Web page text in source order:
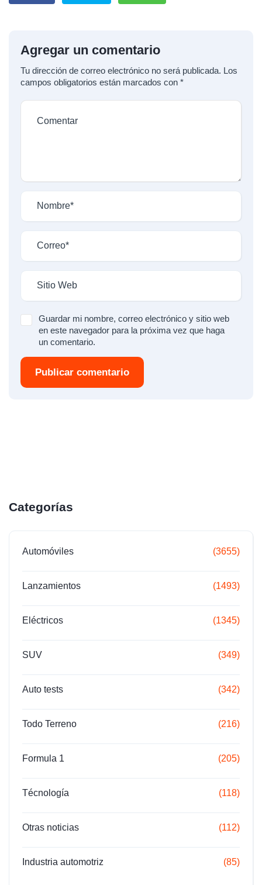
Agregar un comentario
Tu dirección de correo electrónico no será publicada. Los
campos obligatorios están marcados con *
Guardar mi nombre, correo electrónico y sitio web
en este navegador para la próxima vez que haga
un comentario.
Publicar comentario
Categorías
Automóviles (3655)
Lanzamientos (1493)
Eléctricos (1345)
SUV (349)
Auto tests (342)
Todo Terreno (216)
Formula 1 (205)
Técnología (118)
Otras noticias (112)
Industria automotriz (85)